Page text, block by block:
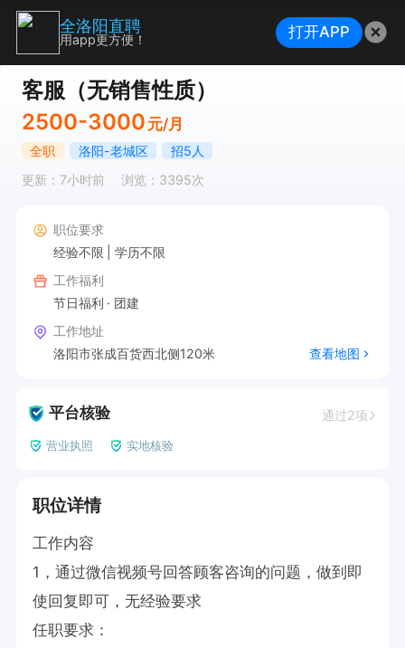
客服（无销售性质）
2500-3000 元/月
全职 洛阳-老城区
招5人
更新：7小时前
浏览：3395次
职位要求
经验不限
学历不限
工作福利
节日福利
团建
工作地址
洛阳市张成百货西北侧120米
查看地图
平台核验 通过2项
营业执照 实地核验
职位详情
工作内容
1，通过微信视频号回答顾客咨询的问题，做到即
使回复即可，无经验要求
任职要求：
全洛阳直聘
用app更方便！ 打开APP